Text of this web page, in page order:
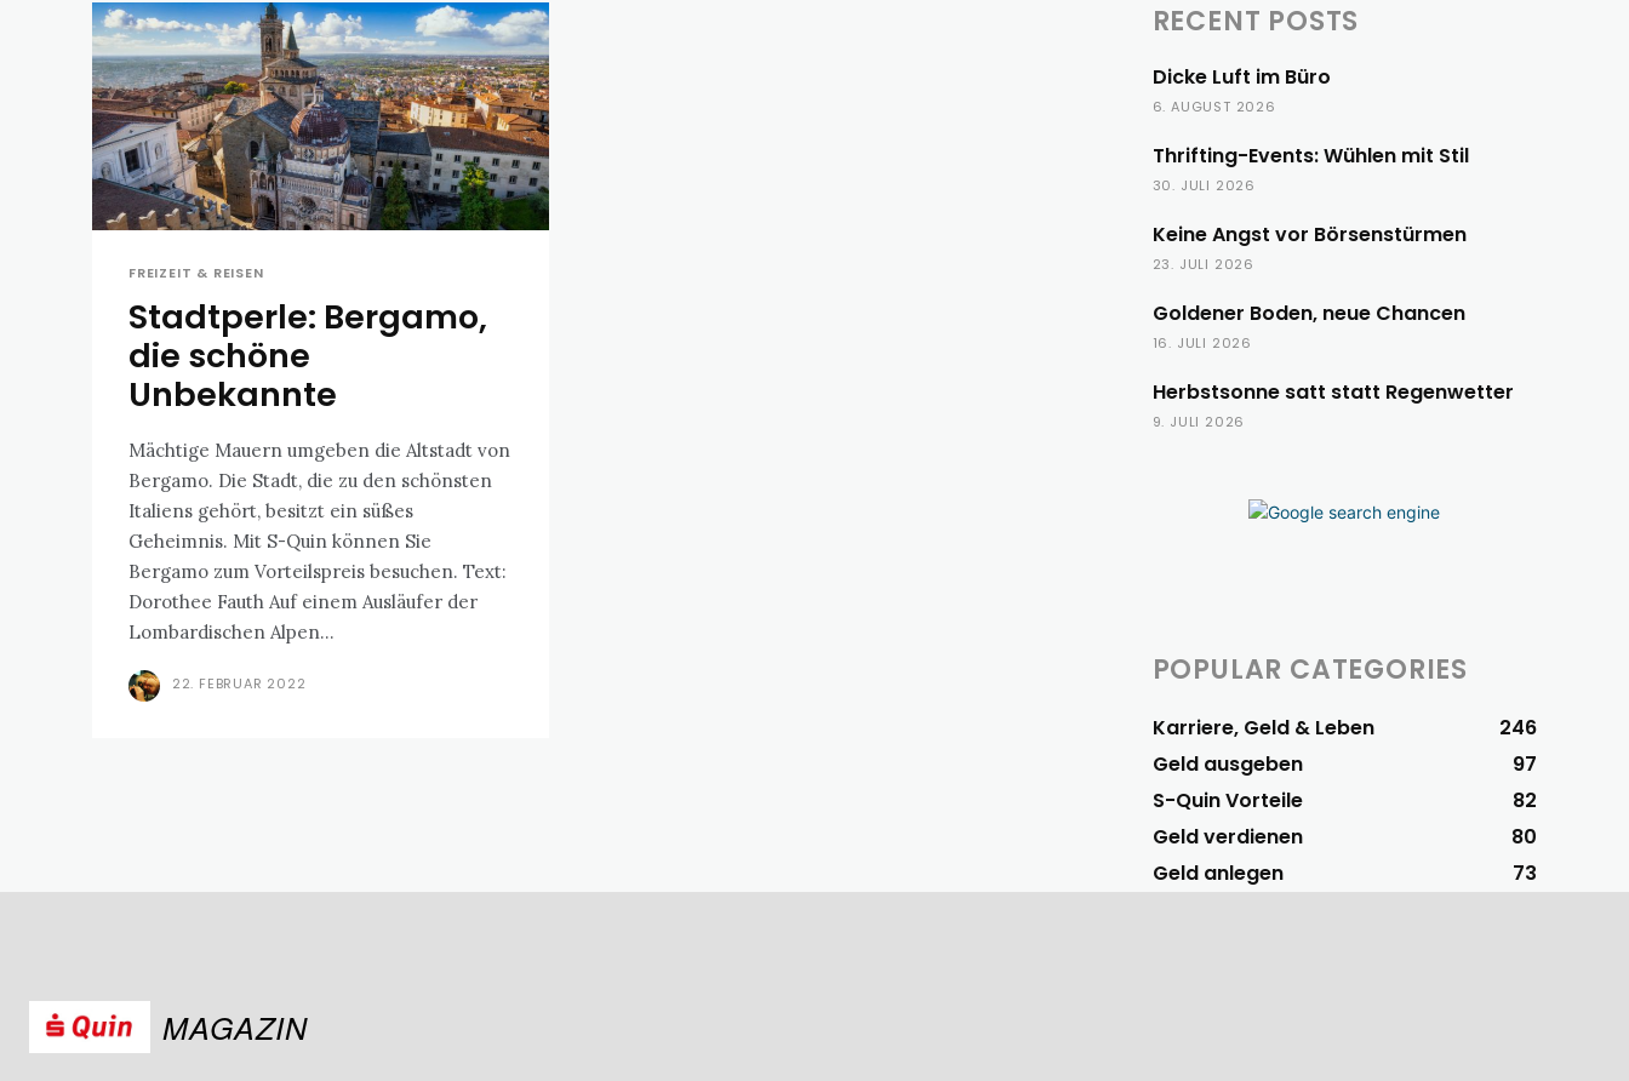
FREIZEIT & REISEN
Stadtperle: Bergamo,
die schöne
Unbekannte
Mächtige Mauern umgeben die Altstadt von
Bergamo. Die Stadt, die zu den schönsten
Italiens gehört, besitzt ein süßes
Geheimnis. Mit S-Quin können Sie
Bergamo zum Vorteilspreis besuchen. Text:
Dorothee Fauth Auf einem Ausläufer der
Lombardischen Alpen...
22. FEBRUAR 2022
RECENT POSTS
Dicke Luft im Büro
6. AUGUST 2026
Thrifting-Events: Wühlen mit Stil
30. JULI 2026
Keine Angst vor Börsenstürmen
23. JULI 2026
Goldener Boden, neue Chancen
16. JULI 2026
Herbstsonne satt statt Regenwetter
9. JULI 2026
POPULAR CATEGORIES
Karriere, Geld & Leben
246
Geld ausgeben
97
S-Quin Vorteile
82
Geld verdienen
80
Geld anlegen
73
MAGAZIN